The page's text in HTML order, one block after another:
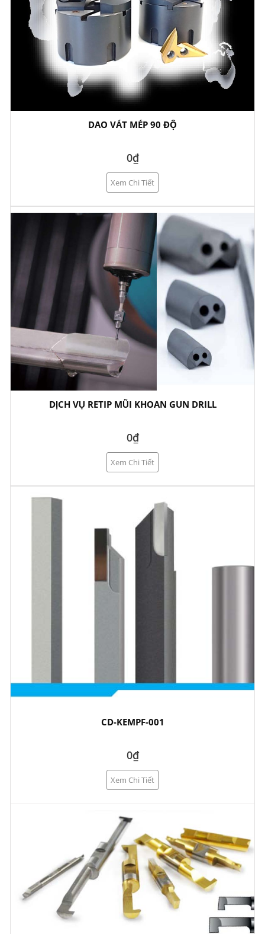
DAO VÁT MÉP 90 ĐỘ
0₫
Xem Chi Tiết
DỊCH VỤ RETIP MŨI KHOAN GUN DRILL
0₫
Xem Chi Tiết
CD-KEMPF-001
0₫
Xem Chi Tiết